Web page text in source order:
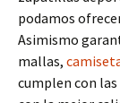
podamos
Asimismo
mallas,
cumplen con